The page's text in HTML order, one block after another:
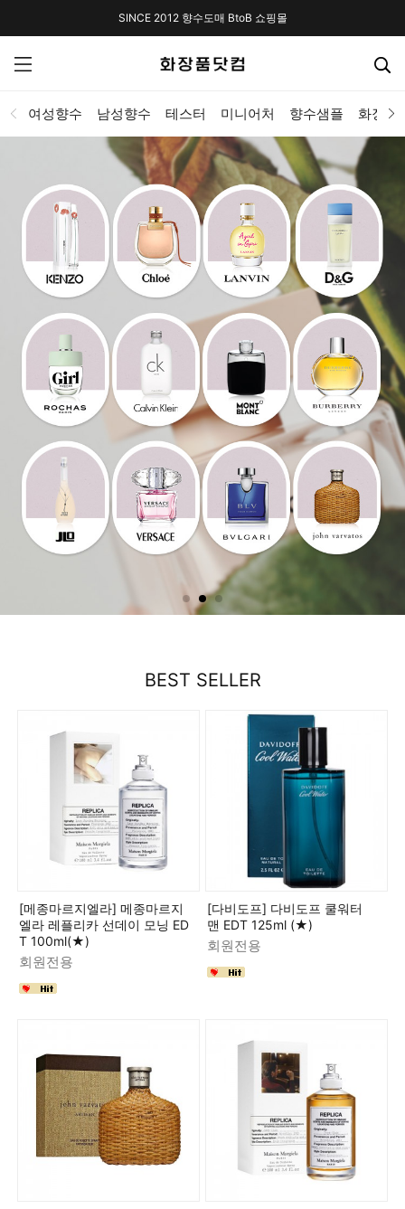
SINCE 2012 향수도매 BtoB 쇼핑몰
여성향수 남성향수 테스터 미니어처 향수샘플 화장품
BEST SELLER
[메종마르지엘라] 메종마르지
엘라 레플리카 선데이 모닝 ED
T 100ml(★)
회원전용
[다비도프] 다비도프 쿨워터
맨 EDT 125ml (★)
회원전용